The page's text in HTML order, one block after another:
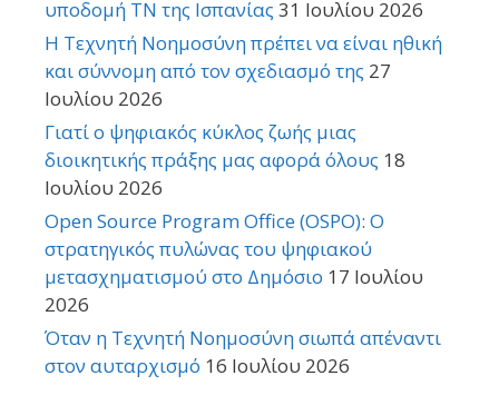
υποδομή ΤΝ της Ισπανίας 31 Ιουλίου 2026
Η Τεχνητή Νοημοσύνη πρέπει να είναι ηθική
και σύννομη από τον σχεδιασμό της 27
Ιουλίου 2026
Γιατί ο ψηφιακός κύκλος ζωής μιας
διοικητικής πράξης μας αφορά όλους 18
Ιουλίου 2026
Open Source Program Office (OSPO): Ο
στρατηγικός πυλώνας του ψηφιακού
μετασχηματισμού στο Δημόσιο 17 Ιουλίου
2026
Όταν η Τεχνητή Νοημοσύνη σιωπά απέναντι
στον αυταρχισμό 16 Ιουλίου 2026